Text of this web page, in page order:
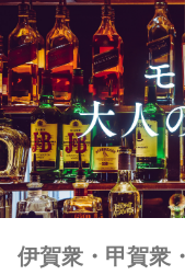
伊賀衆・甲賀衆